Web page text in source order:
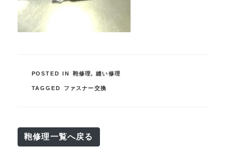
POSTED IN 鞄修理,縫い修理
TAGGED ファスナー交換
鞄修理一覧へ戻る